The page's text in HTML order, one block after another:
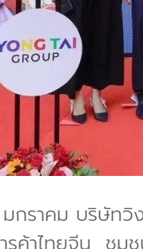
มกราคม บริษัท
รค้าไทยจีน ชุม